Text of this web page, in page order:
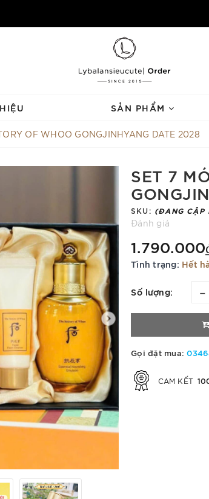
SẢN PHẨM
OF WHOO GONGJINHYANG DATE 2028
SET 7
SKU: (ĐANG CẬP
Đánh giá
Tình trạng: Hết
Số lượng: –
Gọi đặt mua:
CAM KẾT